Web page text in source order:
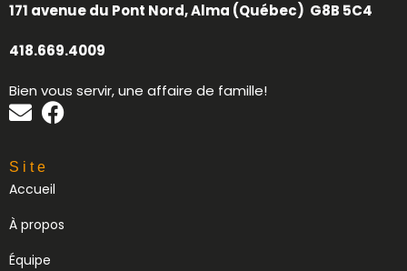
171 avenue du Pont Nord, Alma (Québec) G8B 5C4
418.669.4009
Bien vous servir, une affaire de famille!
Site
Accueil
À propos
Équipe